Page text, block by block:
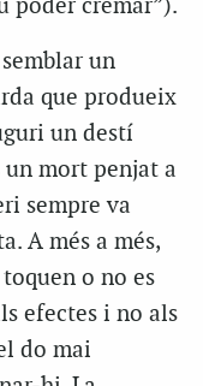
poder cremar”).
un
que produeix
un destí
un mort penjat a
sempre va
A més a més,
o no es
efectes i no als
do mai